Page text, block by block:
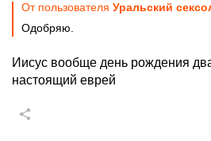
От пользователя Уральский
Одобряю.
Иисус вообще день рождения
настоящий еврей